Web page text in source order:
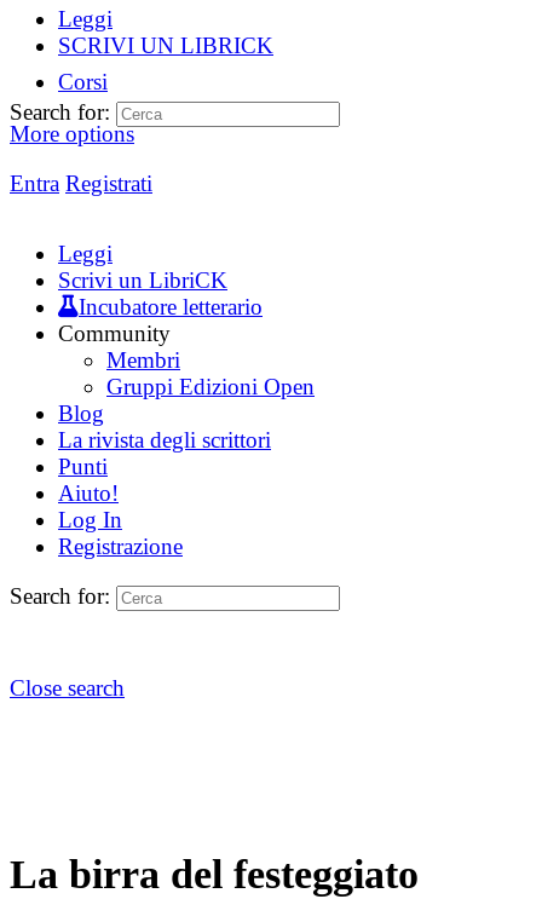
Leggi
SCRIVI UN LIBRICK
Corsi
More options
Entra Registrati
Search for:
Leggi
Scrivi un LibriCK
Incubatore letterario
Community
Membri
Gruppi Edizioni Open
Blog
La rivista degli scrittori
Punti
Aiuto!
Log In
Registrazione
Search for:
Close search
La birra del festeggiato